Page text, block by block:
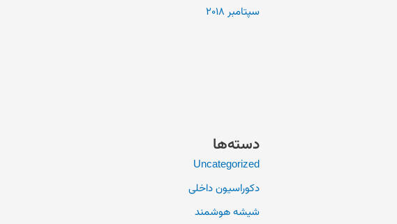
سپتامبر 2018
دسته‌ها
Uncategorized
دکوراسیون داخلی
شیشه هوشمند